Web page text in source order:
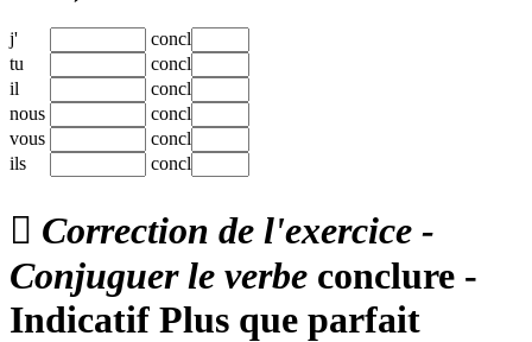
j'
concl
tu
concl
il
concl
nous
concl
vous
concl
ils
concl
 Correction de l'exercice -
Conjuguer le verbe conclure -
Indicatif Plus que parfait